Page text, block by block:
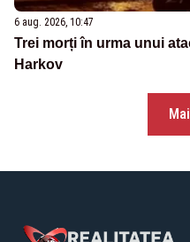
6 aug. 2026, 10:47
Trei morți în urma unui
Harkov